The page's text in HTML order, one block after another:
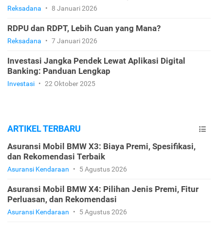
Reksadana • 8 Januari 2026
RDPU dan RDPT, Lebih Cuan yang Mana?
Reksadana • 7 Januari 2026
Investasi Jangka Pendek Lewat Aplikasi Digital
Banking: Panduan Lengkap
Investasi • 22 Oktober 2025
ARTIKEL TERBARU
Asuransi Mobil BMW X3: Biaya Premi, Spesifikasi,
dan Rekomendasi Terbaik
Asuransi Kendaraan • 5 Agustus 2026
Asuransi Mobil BMW X4: Pilihan Jenis Premi, Fitur
Perluasan, dan Rekomendasi
Asuransi Kendaraan • 5 Agustus 2026